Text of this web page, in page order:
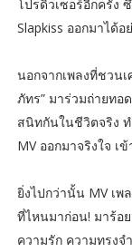
โปรดิวเซอร์อีกครั้ง
Slapkiss ออกมาได้อ
นอกจากเพลงที่ชวน
ภัทร” มาร่วมถ่ายทอ
สนิทกันในชีวิตจริง
MV ออกมาจริงใจ เ
ยิ่งไปกว่านั้น MV เพ
ที่ไหนมาก่อน! มาร้อ
ความรัก ความทรงจ